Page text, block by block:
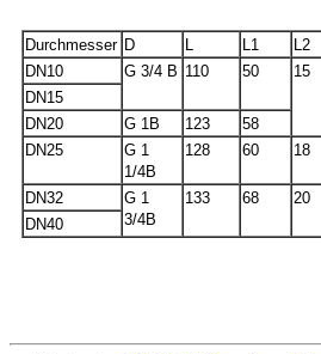
Durchmesser D L L1 L2
DN10
G 3/4 B 110 50 15
DN15
DN20
G 1B 123 58
DN25
G 1
1/4B
128 60 18
DN32
G 1
3/4B
133 68 20
DN40